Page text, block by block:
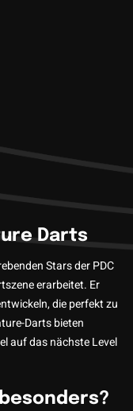
Darts
Stars der PDC
erarbeitet. Er
die perfekt zu
Darts bieten
auf das nächste Level